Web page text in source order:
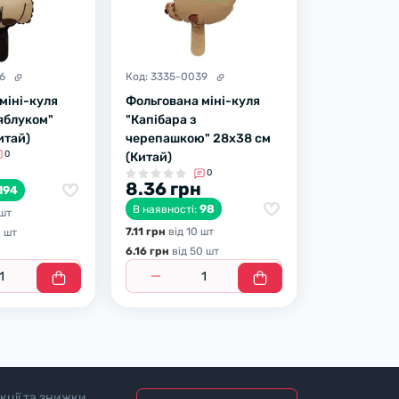
куля
0
шт
Код: 3335-0039
Фольгована міні-куля
"Капібара з
черепашкою" 28х38 см
(Китай)
0
8.36 грн
В наявності: 98
7.11 грн вiд 10 шт
6.16 грн вiд 50 шт